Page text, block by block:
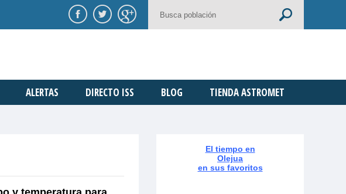
ALERTAS DIRECTO ISS BLOG TIENDA ASTROMET
El tiempo en
Olejua
en sus favoritos